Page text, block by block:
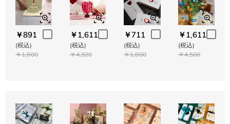
￥891
(税込)
￥1,800
￥1,611
(税込)
￥4,320
￥711
(税込)
￥1,800
￥1,611
(税込)
￥4,500